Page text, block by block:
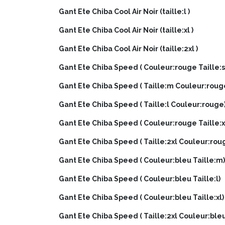
Gant Ete Chiba Cool Air Noir (taille:l )
Gant Ete Chiba Cool Air Noir (taille:xl )
Gant Ete Chiba Cool Air Noir (taille:2xl )
Gant Ete Chiba Speed ( Couleur:rouge
Gant Ete Chiba Speed ( Taille:m
Gant Ete Chiba Speed ( Taille:l
Gant Ete Chiba Speed ( Couleur:rouge
Gant Ete Chiba Speed ( Taille:2xl
Gant Ete Chiba Speed ( Couleur:bleu Taille:m)
Gant Ete Chiba Speed ( Couleur:bleu Taille:l)
Gant Ete Chiba Speed ( Couleur:bleu Taille:xl)
Gant Ete Chiba Speed ( Taille:2xl